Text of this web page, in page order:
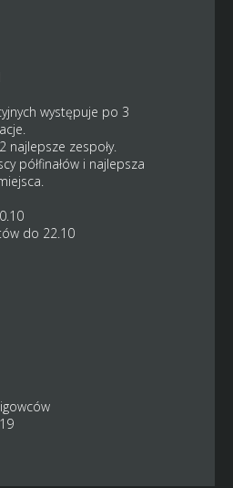
występuje po 3
najlepsze zespoły.
półfinałów i najlepsza
do 22.10